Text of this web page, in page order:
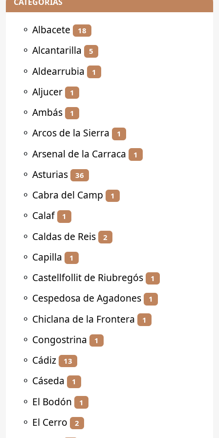
⚬ Albacete 18
⚬ Alcantarilla 5
⚬ Aldearrubia 1
⚬ Aljucer 1
⚬ Ambás 1
⚬ Arcos de la Sierra 1
⚬ Arsenal de la Carraca 1
⚬ Asturias 36
⚬ Cabra del Camp 1
⚬ Calaf 1
⚬ Caldas de Reis 2
⚬ Capilla 1
⚬ Castellfollit de Riubregós 1
⚬ Cespedosa de Agadones 1
⚬ Chiclana de la Frontera 1
⚬ Congostrina 1
⚬ Cádiz 13
⚬ Cáseda 1
⚬ El Bodón 1
⚬ El Cerro 2